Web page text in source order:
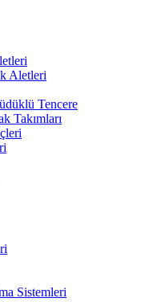
Aletleri
Tencere
Takımları
Sistemleri